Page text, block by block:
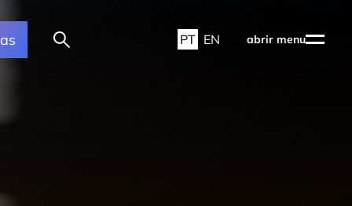
PT EN abrir menu